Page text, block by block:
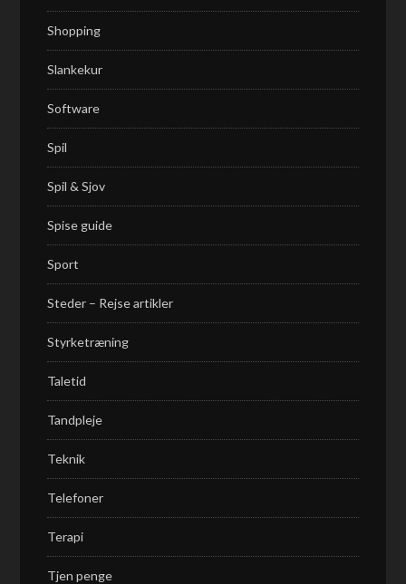
Shopping
Slankekur
Software
Spil
Spil & Sjov
Spise guide
Sport
Steder – Rejse artikler
Styrketræning
Taletid
Tandpleje
Teknik
Telefoner
Terapi
Tjen penge